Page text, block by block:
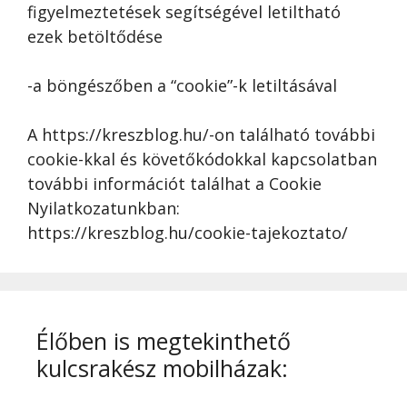
figyelmeztetések segítségével letiltható
ezek betöltődése
-a böngészőben a “cookie”-k letiltásával
A https://kreszblog.hu/-on található további
cookie-kkal és követőkódokkal kapcsolatban
további információt találhat a Cookie
Nyilatkozatunkban:
https://kreszblog.hu/cookie-tajekoztato/
Élőben is megtekinthető
kulcsrakész mobilházak: